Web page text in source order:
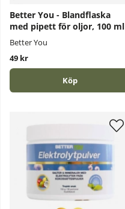
Better You - Blandflaska
med pipett för oljor, 100 ml
Better You
49 kr
Köp